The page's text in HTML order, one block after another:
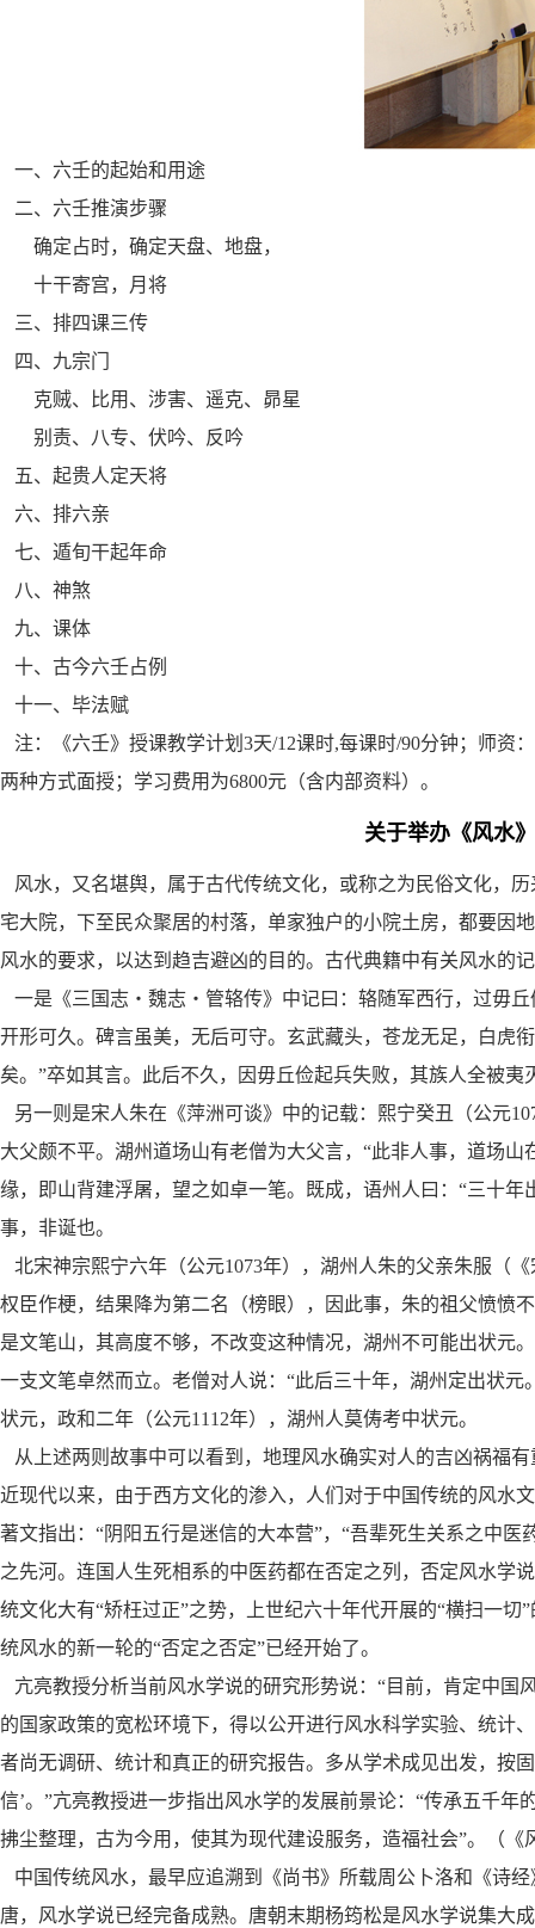
一、六壬的起始和用途
二、六壬推演步骤
确定占时，确定天盘、地盘，
十干寄宫，月将
三、排四课三传
四、九宗门
克贼、比用、涉害、遥克、昴星
别责、八专、伏吟、反吟
五、起贵人定天将
六、排六亲
七、遁旬干起年命
八、神煞
九、课体
十、古今六壬占例
十一、毕法赋
注：《六壬》授课教学计划3天/12课时,每课时/90分钟；师资
两种方式面授；学习费用为6800元（含内部资料）。
关于举办《风水
风水，又名堪舆，属于古代传统文化，或称之为民俗文化，
宅大院，下至民众聚居的村落，单家独户的小院土房，都要因
风水的要求，以达到趋吉避凶的目的。古代典籍中有关风水的
一是《三国志・魏志・管辂传》中记曰：辂随军西行，过毋
开形可久。碑言虽美，无后可守。玄武藏头，苍龙无足，白虎
矣。”卒如其言。此后不久，因毋丘俭起兵失败，其族人全被夷
另一则是宋人朱在《萍洲可谈》中的记载：熙宁癸丑（公元
大父颇不平。湖州道场山有老僧为大父言，“此非人事，道场
缘，即山背建浮屠，望之如卓一笔。既成，语州人曰：“三十
事，非诞也。
北宋神宗熙宁六年（公元1073年），湖州人朱的父亲朱服（
权臣作梗，结果降为第二名（榜眼），因此事，朱的祖父愤愤
是文笔山，其高度不够，不改变这种情况，湖州不可能出状元
一支文笔卓然而立。老僧对人说：“此后三十年，湖州定出状
状元，政和二年（公元1112年），湖州人莫俦考中状元。
从上述两则故事中可以看到，地理风水确实对人的吉凶祸福
近现代以来，由于西方文化的渗入，人们对于中国传统的风水
著文指出：“阴阳五行是迷信的大本营”，“吾辈死生关系之中
之先河。连国人生死相系的中医药都在否定之列，否定风水学
统文化大有“矫枉过正”之势，上世纪六十年代开展的“横扫一
统风水的新一轮的“否定之否定”已经开始了。
亢亮教授分析当前风水学说的研究形势说：“目前，肯定中国
的国家政策的宽松环境下，得以公开进行风水科学实验、统计
者尚无调研、统计和真正的研究报告。多从学术成见出发，按
信’。”亢亮教授进一步指出风水学的发展前景论：“传承五千
拂尘整理，古为今用，使其为现代建设服务，造福社会”。（《
中国传统风水，最早应追溯到《尚书》所载周公卜洛和《诗
唐，风水学说已经完备成熟。唐朝末期杨筠松是风水学说集大